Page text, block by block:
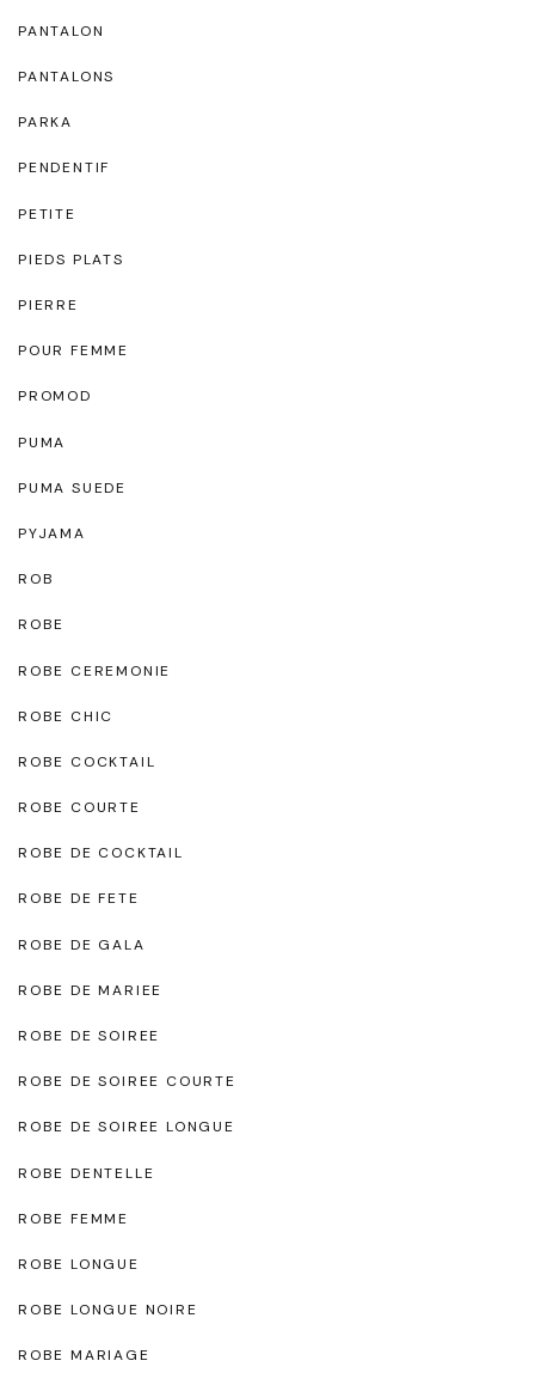
PANTALON
PANTALONS
PARKA
PENDENTIF
PETITE
PIEDS PLATS
PIERRE
POUR FEMME
PROMOD
PUMA
PUMA SUEDE
PYJAMA
ROB
ROBE
ROBE CEREMONIE
ROBE CHIC
ROBE COCKTAIL
ROBE COURTE
ROBE DE COCKTAIL
ROBE DE FETE
ROBE DE GALA
ROBE DE MARIEE
ROBE DE SOIREE
ROBE DE SOIREE COURTE
ROBE DE SOIREE LONGUE
ROBE DENTELLE
ROBE FEMME
ROBE LONGUE
ROBE LONGUE NOIRE
ROBE MARIAGE